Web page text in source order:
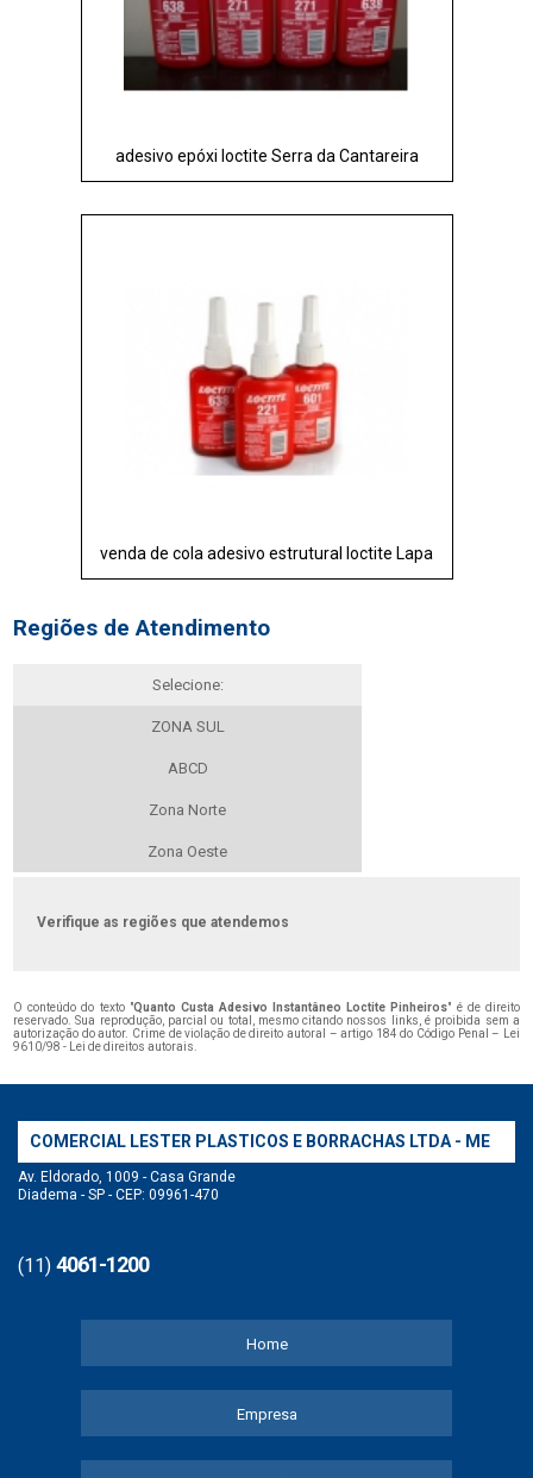
adesivo epóxi loctite Serra da Cantareira
venda de cola adesivo estrutural loctite Lapa
Regiões de Atendimento
Selecione:
ZONA SUL
ABCD
Zona Norte
Zona Oeste
Verifique as regiões que atendemos
O conteúdo do texto "Quanto Custa Adesivo Instantâneo Loctite Pinheiros" é de direito
reservado. Sua reprodução, parcial ou total, mesmo citando nossos links, é proibida sem a
autorização do autor. Crime de violação de direito autoral – artigo 184 do Código Penal –
Lei
9610/98 - Lei de direitos autorais
COMERCIAL LESTER PLASTICOS E BORRACHAS LTDA - ME
Av. Eldorado, 1009 - Casa Grande
Diadema - SP - CEP: 09961-470
(11) 4061-1200
Home
Empresa